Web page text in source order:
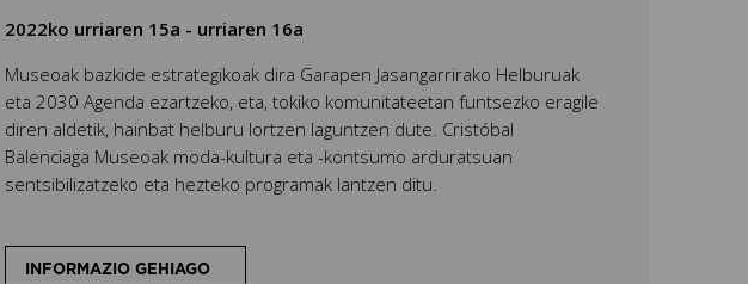
2022ko urriaren 15a - urriaren 16a
Museoak bazkide estrategikoak dira Garapen Jasangarrirako Helburuak
eta 2030 Agenda ezartzeko, eta, tokiko komunitateetan funtsezko eragile
diren aldetik, hainbat helburu lortzen laguntzen dute. Cristóbal
Balenciaga Museoak moda-kultura eta -kontsumo arduratsuan
sentsibilizatzeko eta hezteko programak lantzen ditu.
INFORMAZIO GEHIAGO